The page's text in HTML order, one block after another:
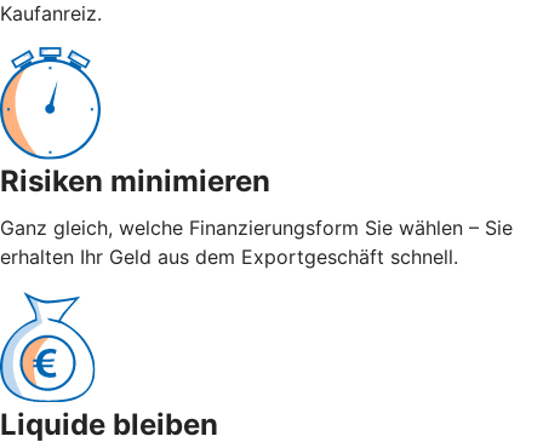
Kaufanreiz.
Risiken minimieren
Ganz gleich, welche Finanzierungsform Sie wählen – Sie
erhalten Ihr Geld aus dem Exportgeschäft schnell.
Liquide bleiben